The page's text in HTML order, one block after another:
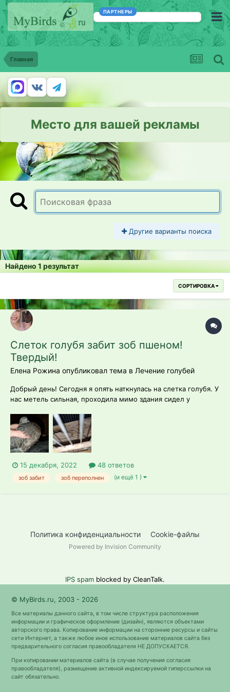
ПАРТНЕРЫ
Главная
Место для вашей рекламы
Другие варианты поиска
Найдено 1 результат
СОРТИРОВКА
Слеток голубя забит зоб пшеном!
Твердый!
Елена Рожина опубликовал тема в Лечение голубей
Добрый день! Сегодня я опять наткнулась на слетка голубя. У
нас метель сильная, проходила мимо здания сидел у
через час и он сидел у двери какого-то магазина, в общем я
его забрала. Как взяла в руки, то сразу бросился в глаза
огромный набитый...
15 декабря, 2022 48 ответов
зоб забит зоб переполнен (и ещё 1 )
Политика конфиденциальности Cookie-файлы
Powered by Invision Community
IPS spam blocked by CleanTalk.
© MyBirds.ru, 2003 - 2026
Все материалы данного сайта, в том числе структура расположения
информации и графическое оформление (дизайн), являются объектами
авторского права. Копирование информации на сторонние ресурсы и сайты
сети Интернет, а также любое иное использование материалов сайта без
предварительного согласия правообладателя НЕ ДОПУСКАЕТСЯ.
При копировании материалов сайта (в случае получения согласия
правообладателя), размещение активной индексируемой гиперссылки на
сайт обязательно.